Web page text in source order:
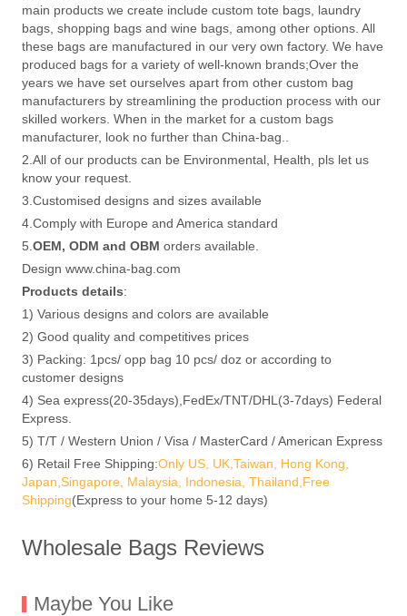
main products we create include custom tote bags, laundry
bags, shopping bags and wine bags, among other options. All
these bags are manufactured in our very own factory. We have
produced bags for a variety of well-known brands;Over the
years we have set ourselves apart from other custom bag
manufacturers by streamlining the production process with our
skilled workers. When in the market for a custom bags
manufacturer, look no further than China-bag..
2.All of our products can be Environmental, Health, pls let us
know your request.
3.Customised designs and sizes available
4.Comply with Europe and America standard
5. OEM, ODM and OBM orders available.
Design www.china-bag.com
Products details:
1) Various designs and colors are available
2) Good quality and competitives prices
3) Packing: 1pcs/ opp bag 10 pcs/ doz or according to
customer designs
4) Sea express(20-35days),FedEx/TNT/DHL(3-7days) Federal
Express.
5) T/T / Western Union / Visa / MasterCard / American Express
6) Retail Free Shipping:Only US, UK,Taiwan, Hong Kong,
Japan,Singapore, Malaysia, Indonesia, Thailand,Free
Shipping(Express to your home 5-12 days)
Wholesale Bags Reviews
Maybe You Like